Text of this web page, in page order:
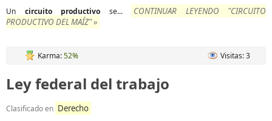
Un circuito productivo se...
CONTINUAR LEYENDO "CIRCUITO
PRODUCTIVO DEL MAÍZ" »
Karma:52% Visitas: 3
Ley federal del trabajo
Clasificado en Derecho